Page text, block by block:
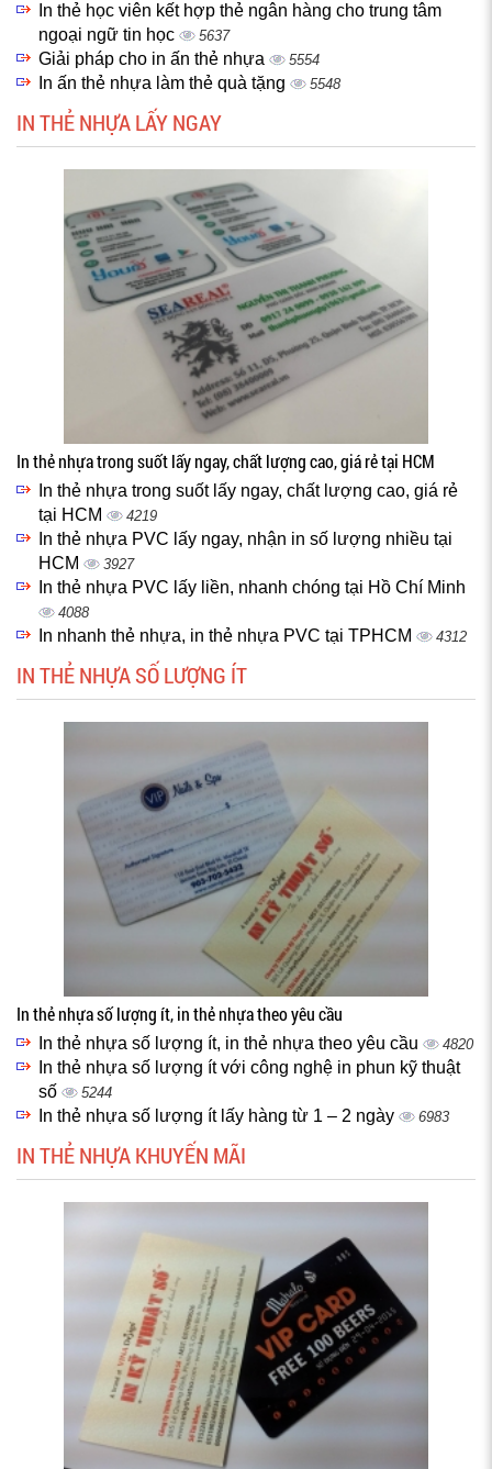
In thẻ học viên kết hợp thẻ ngân hàng cho trung tâm
ngoại ngữ tin học
5637
Giải pháp cho in ấn thẻ nhựa 5554
In ấn thẻ nhựa làm thẻ quà tặng 5548
IN THẺ NHỰA LẤY NGAY
In thẻ nhựa trong suốt lấy ngay, chất lượng cao, giá rẻ tại HCM
In thẻ nhựa trong suốt lấy ngay, chất lượng cao, giá rẻ
tại HCM
4219
In thẻ nhựa PVC lấy ngay, nhận in số lượng nhiều tại
HCM
3927
In thẻ nhựa PVC lấy liền, nhanh chóng tại Hồ Chí Minh
4088
In nhanh thẻ nhựa, in thẻ nhựa PVC tại TPHCM 4312
IN THẺ NHỰA SỐ LƯỢNG ÍT
In thẻ nhựa số lượng ít, in thẻ nhựa theo yêu cầu
In thẻ nhựa số lượng ít, in thẻ nhựa theo yêu cầu 4820
In thẻ nhựa số lượng ít với công nghệ in phun kỹ thuật
số
5244
In thẻ nhựa số lượng ít lấy hàng từ 1 – 2 ngày 6983
IN THẺ NHỰA KHUYẾN MÃI